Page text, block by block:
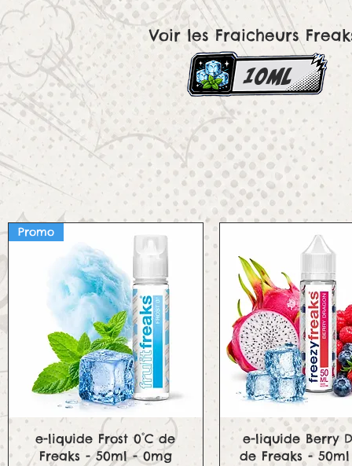
Voir les Fraicheurs
10ml
Aperçu rapide
Promo
e-liquide Frost 0°C de
Freaks - 50ml - 0mg
Aperçu
e-liquide Berry
de Freaks -